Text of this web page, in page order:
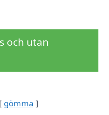
och utan
gömma